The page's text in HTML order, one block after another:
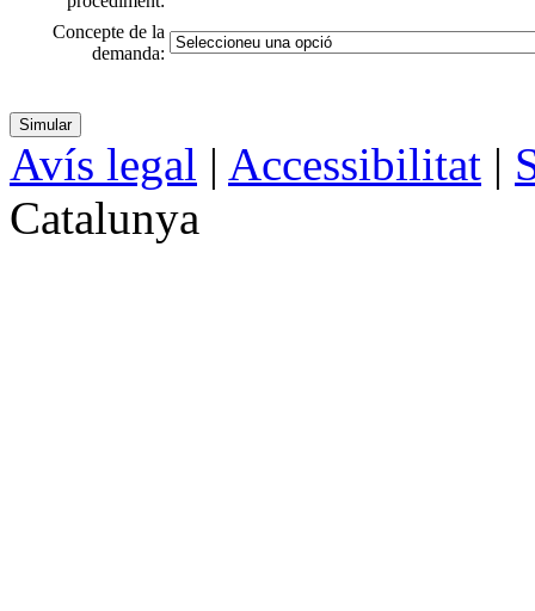
Concepte de la
demanda:
Avís legal | Accessibilitat |
Catalunya